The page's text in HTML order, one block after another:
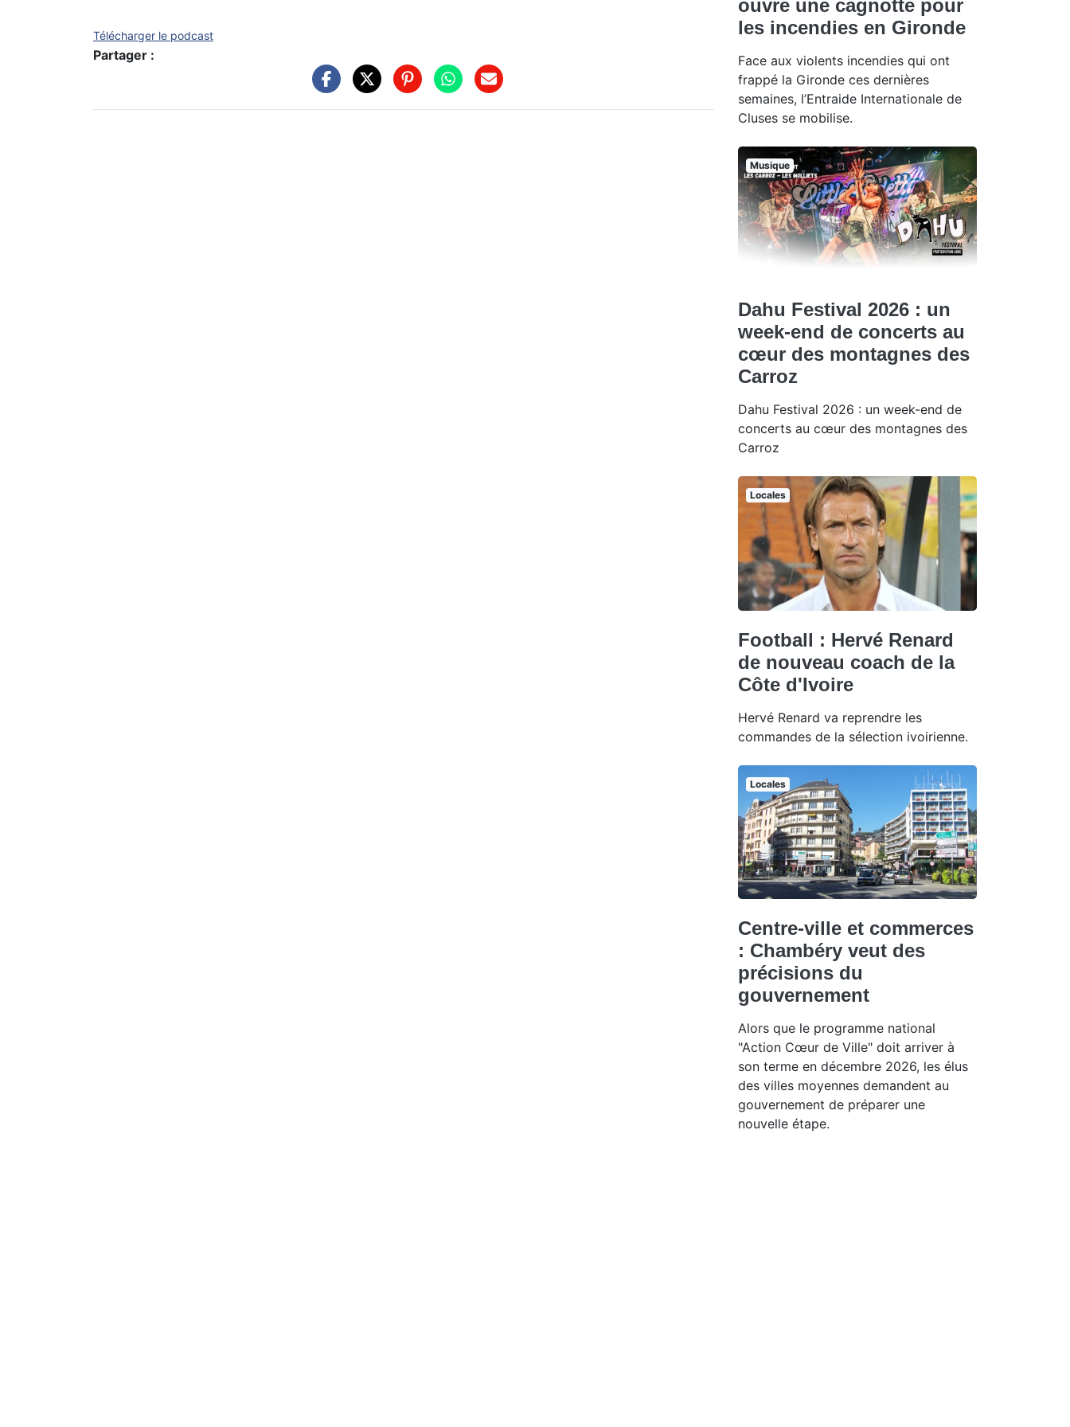
Télécharger le podcast
Partager :
ouvre une cagnotte pour
les incendies en Gironde
Face aux violents incendies qui ont
frappé la Gironde ces dernières
semaines, l’Entraide Internationale de
Cluses se mobilise.
Musique
Dahu Festival 2026 : un
week-end de concerts au
cœur des montagnes des
Carroz
Dahu Festival 2026 : un week-end de
concerts au cœur des montagnes des
Carroz
Locales
Football : Hervé Renard
de nouveau coach de la
Côte d'Ivoire
Hervé Renard va reprendre les
commandes de la sélection ivoirienne.
Locales
Centre-ville et commerces
: Chambéry veut des
précisions du
gouvernement
Alors que le programme national
"Action Cœur de Ville" doit arriver à
son terme en décembre 2026, les élus
des villes moyennes demandent au
gouvernement de préparer une
nouvelle étape.